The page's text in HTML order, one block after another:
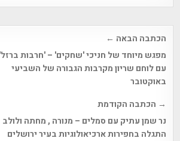
Post
navigation
הכתבה הבאה ←
מפגש מיוחד של חניכי 'שחקים' – 'חרבות ברזל'
עם לוחם שריון מקרבות הגבורה של השביעי
באוקטובר
→ הכתבה הקודמת
נר שמן עתיק עם סמלים – מנורה , מחתה ולולב
התגלה בחפירות ארכיאולוגיות בעיר ירושלים